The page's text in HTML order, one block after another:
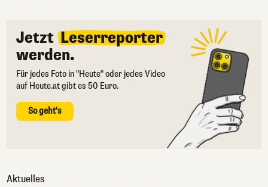
Jetzt Leserreporter
werden.
Für jedes Foto in "Heute" oder jedes Video
auf Heute.at gibt es 50 Euro.
So geht's
Aktuelles